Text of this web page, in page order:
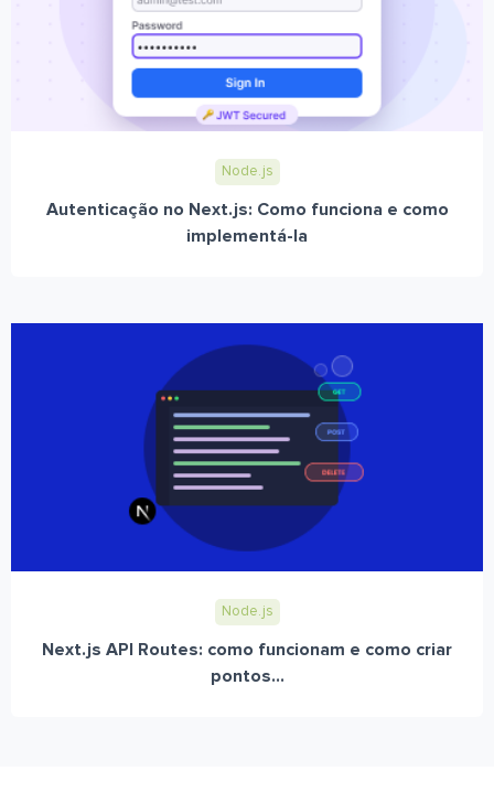
Node.js
Autenticação no Next.js: Como funciona e como
implementá-la
Node.js
Next.js API Routes: como funcionam e como criar
pontos...